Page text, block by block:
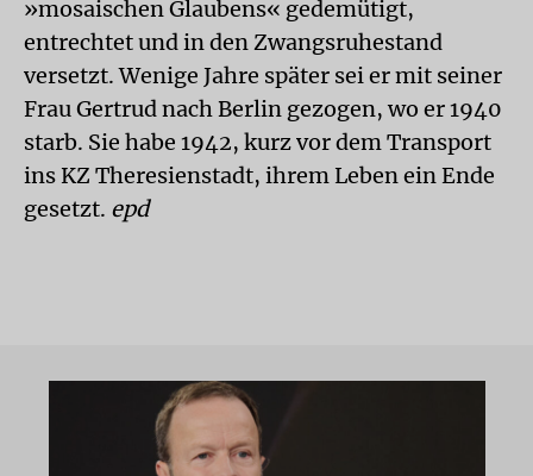
»mosaischen Glaubens« gedemütigt,
entrechtet und in den Zwangsruhestand
versetzt. Wenige Jahre später sei er mit seiner
Frau Gertrud nach Berlin gezogen, wo er 1940
starb. Sie habe 1942, kurz vor dem Transport
ins KZ Theresienstadt, ihrem Leben ein Ende
gesetzt. epd